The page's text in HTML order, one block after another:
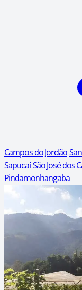
Campos do Jordão
SapucaíSão José dos
Pindamonhangaba